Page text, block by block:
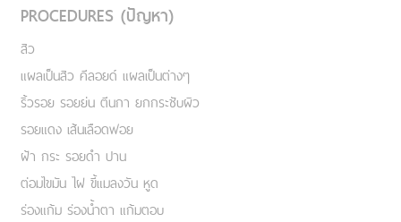
PROCEDURES (ปัญหา)
สิว
แผลเป็นสิว คีลอยด์ แผลเป็นต่างๆ
ริ้วรอย รอยย่น ตีนกา ยกกระชับผิว
รอยแดง เส้นเลือดฟอย
ฝ้า กระ รอยดำ ปาน
ต่อมไขมัน ไฝ ขี้แมลงวัน หูด
ร่องแก้ม ร่องน้ำตา แก้มตอบ